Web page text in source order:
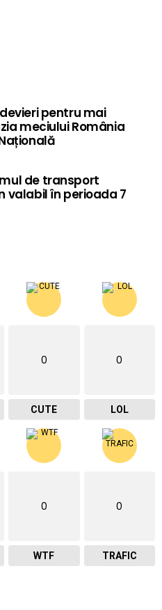
pentru mai
meciului România
de transport
valabil în perioada 7
0
CUTE
0
LOL
0
WTF
0
TRAFIC